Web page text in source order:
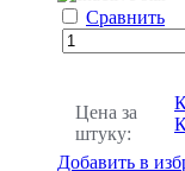
Сравнить
Цена за
штуку:
Добавить в